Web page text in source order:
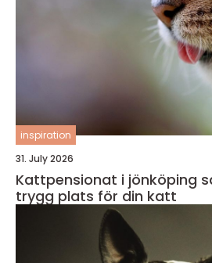
inspiration
31. July 2026
Kattpensionat i jönköping så hittar du en
trygg plats för din katt